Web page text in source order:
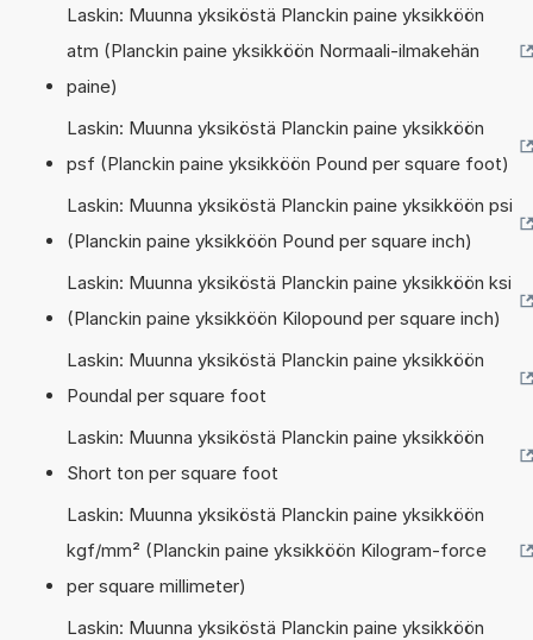
Laskin: Muunna yksiköstä Planckin paine yksikköön
atm (Planckin paine yksikköön Normaali-ilmakehän
paine)
Laskin: Muunna yksiköstä Planckin paine yksikköön
psf (Planckin paine yksikköön Pound per square foot)
Laskin: Muunna yksiköstä Planckin paine yksikköön psi
(Planckin paine yksikköön Pound per square inch)
Laskin: Muunna yksiköstä Planckin paine yksikköön ksi
(Planckin paine yksikköön Kilopound per square inch)
Laskin: Muunna yksiköstä Planckin paine yksikköön
Poundal per square foot
Laskin: Muunna yksiköstä Planckin paine yksikköön
Short ton per square foot
Laskin: Muunna yksiköstä Planckin paine yksikköön
kgf/mm² (Planckin paine yksikköön Kilogram-force
per square millimeter)
Laskin: Muunna yksiköstä Planckin paine yksikköön